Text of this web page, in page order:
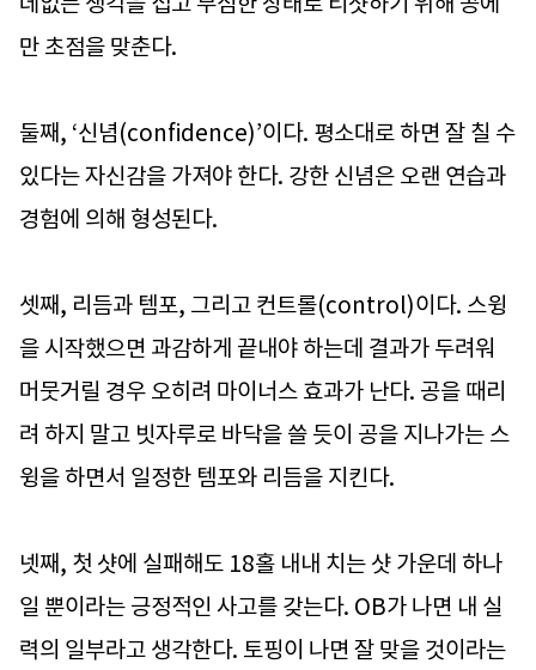
만 초점을 맞춘다.
둘째, ‘신념(confidence)’이다. 평소대로 하면 잘 칠 수
있다는 자신감을 가져야 한다. 강한 신념은 오랜 연습과
경험에 의해 형성된다.
셋째, 리듬과 템포, 그리고 컨트롤(control)이다. 스윙
을 시작했으면 과감하게 끝내야 하는데 결과가 두려워
머뭇거릴 경우 오히려 마이너스 효과가 난다. 공을 때리
려 하지 말고 빗자루로 바닥을 쓸 듯이 공을 지나가는 스
윙을 하면서 일정한 템포와 리듬을 지킨다.
넷째, 첫 샷에 실패해도 18홀 내내 치는 샷 가운데 하나
일 뿐이라는 긍정적인 사고를 갖는다. OB가 나면 내 실
력의 일부라고 생각한다. 토핑이 나면 잘 맞을 것이라는